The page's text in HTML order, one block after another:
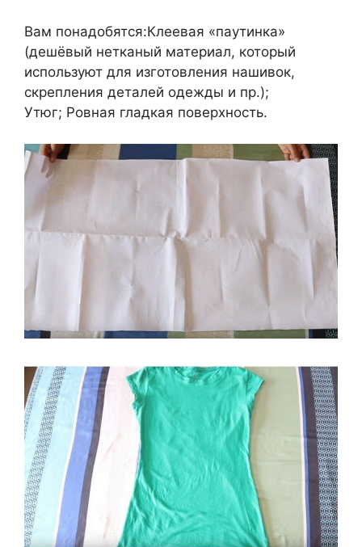
Вам понадобятся:Клеевая «паутинка»
(дешёвый нетканый материал, который
используют для изготовления нашивок,
скрепления деталей одежды и пр.);
Утюг; Ровная гладкая поверхность.